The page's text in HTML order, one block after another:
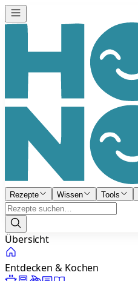
Rezepte Wissen Tools
Übersicht
Entdecken & Kochen